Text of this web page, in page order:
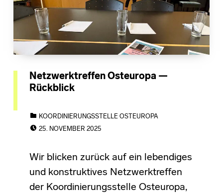
Netzwerktreffen Osteuropa —
Rückblick
KOORDINIERUNGSSTELLE OSTEUROPA
25. NOVEMBER 2025
Wir blicken zurück auf ein lebendiges
und konstruktives Netzwerktreffen
der Koordinierungsstelle Osteuropa,